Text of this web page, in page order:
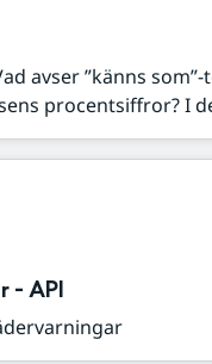
avser ”känns
procentsiffror? I
- API